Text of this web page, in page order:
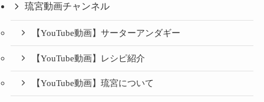
琉宮動画チャンネル
【YouTube動画】サーターアンダギー
【YouTube動画】レシピ紹介
【YouTube動画】琉宮について